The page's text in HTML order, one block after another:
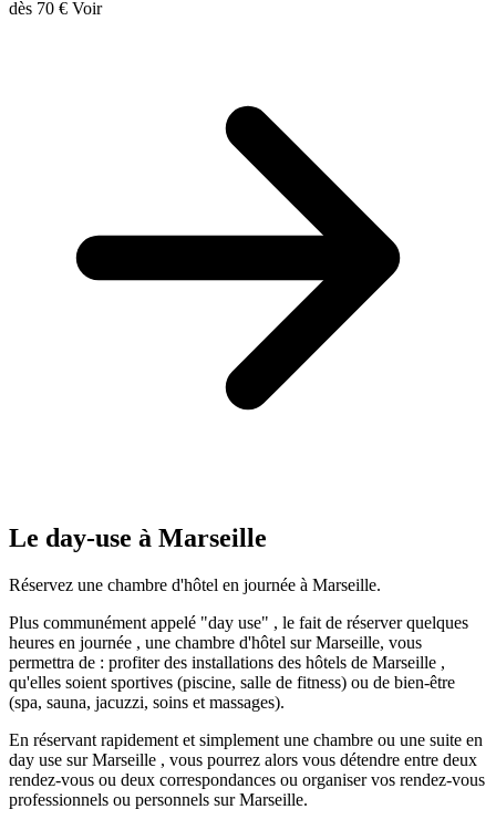
dès 70 € Voir
Le day-use à Marseille
Réservez une chambre d'hôtel en journée à Marseille.
Plus communément appelé "day use" , le fait de réserver quelques
heures en journée , une chambre d'hôtel sur Marseille, vous
permettra de : profiter des installations des hôtels de Marseille ,
qu'elles soient sportives (piscine, salle de fitness) ou de bien-être
(spa, sauna, jacuzzi, soins et massages).
En réservant rapidement et simplement une chambre ou une suite en
day use sur Marseille , vous pourrez alors vous détendre entre deux
rendez-vous ou deux correspondances ou organiser vos rendez-vous
professionnels ou personnels sur Marseille.